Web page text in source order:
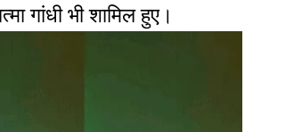
गांधी भी शामिल हुए।